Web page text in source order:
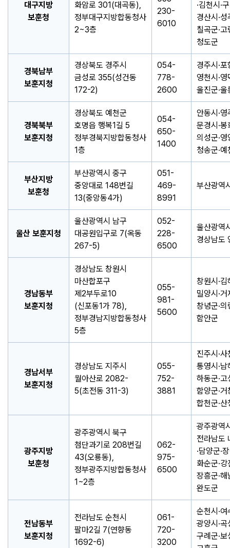
대구지방
보훈청
화암로 301(대곡동),
정부대구지방합동청사
2~3층
230-
6010
·김천시·
경산시·성
칠곡군·고
청도군
경북남부
보훈지청
경상북도 경주시
금성로 355(성건동
172-2)
054-
778-
2600
경주시·포
영천시·영
울진군·울
경북북부
보훈지청
경상북도 예천군
호명읍 행복1길 5
정부경북지방합동청사
1층
054-
650-
1400
안동시·영
문경시·봉
의성군·영
청송군·예
부산지방
보훈청
부산광역시 중구
중앙대로 148번길
13(중앙동4가)
051-
469-
8991
부산광역
울산 보훈지청
울산광역시 남구
대공원입구로 7(옥동
267-5)
052-
228-
6500
울산광역
경상남도
경남동부
보훈지청
경상남도 창원시
마산합포구
제2부두로10
(신포동1가 78),
정부경남지방합동청사
5층
055-
981-
5600
창원시·김
밀양시·거
창녕군·의
함안군
경남서부
보훈지청
경상남도 지주시
월아산로 2082-
5(초전동 311-3)
055-
752-
3881
진주시·사
통영시·남
하동군·고
함양군·거
합천군·산
광주지방
보훈청
광주광역시 북구
첨단과기로 208번길
43(오룡동),
정부광주지방합동청사
1~2층
062-
975-
6500
광주광역
전라남도
·담양군·
화순군·강
장흥군·해
완도군
전남동부
보훈지청
전라남도 순천시
팔마2길 7(연향동
1692-6)
061-
720-
3200
순천시·여
광양시·곡
구례군·보